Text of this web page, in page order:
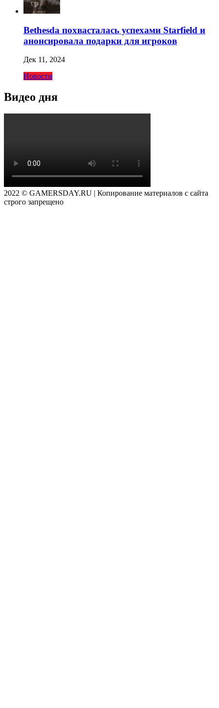
Bethesda похвасталась успехами Starfield и
анонсировала подарки для игроков
Дек 11, 2024
Новости
Видео дня
2022 © GAMERSDAY.RU | Копирование материалов с сайта
строго запрещено